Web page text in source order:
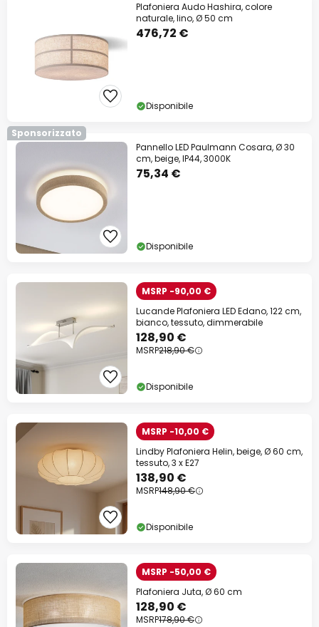
Plafoniera Audo Hashira, colore
naturale, lino, Ø 50 cm
476,72 €
Disponibile
Sponsorizzato
Pannello LED Paulmann Cosara, Ø 30
cm, beige, IP44, 3000K
75,34 €
Disponibile
MSRP -90,00 €
Lucande Plafoniera LED Edano, 122 cm,
bianco, tessuto, dimmerabile
128,90 €
MSRP218,90 €
Disponibile
MSRP -10,00 €
Lindby Plafoniera Helin, beige, Ø 60 cm,
tessuto, 3 x E27
138,90 €
MSRP148,90 €
Disponibile
MSRP -50,00 €
Plafoniera Juta, Ø 60 cm
128,90 €
MSRP178,90 €